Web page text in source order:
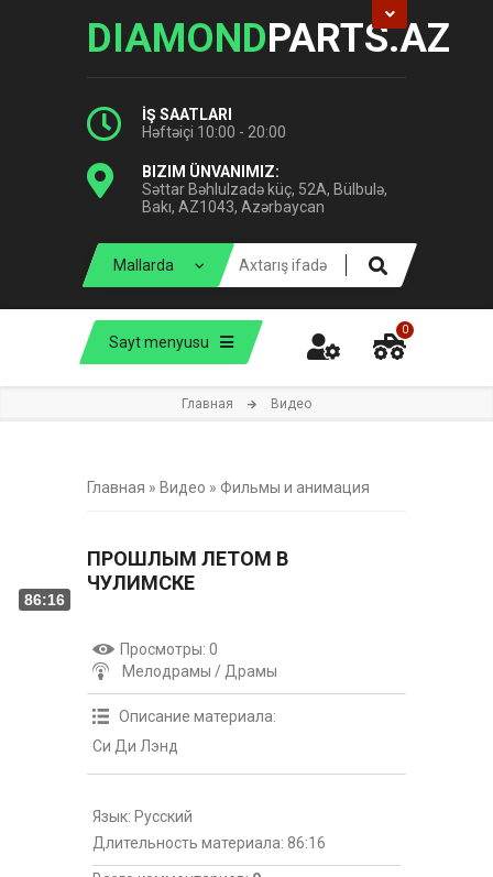
DIAMONDPARTS.AZ
İŞ SAATLARI
Həftəiçi 10:00 - 20:00
BIZIM ÜNVANIMIZ:
Səttar Bəhlulzadə küç, 52A, Bülbulə,
Bakı, AZ1043, Azərbaycan
Sayt menyusu
0
Главная Видео
Главная » Видео » Фильмы и анимация
ПРОШЛЫМ ЛЕТОМ В
ЧУЛИМСКЕ
86:16
Просмотры: 0
Мелодрамы / Драмы
Описание материала:
Си Ди Лэнд
Язык: Русский
Длительность материала: 86:16